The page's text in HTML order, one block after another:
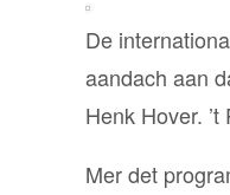
De
aandach aan
Henk Hover.
Mer det